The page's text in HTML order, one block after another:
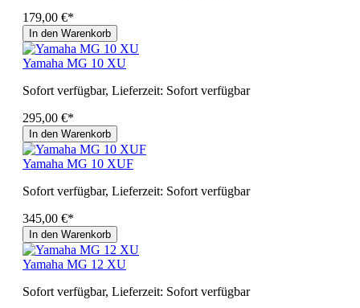
179,00 €*
In den Warenkorb
Yamaha MG 10 XU
Sofort verfügbar, Lieferzeit: Sofort verfügbar
295,00 €*
In den Warenkorb
Yamaha MG 10 XUF
Sofort verfügbar, Lieferzeit: Sofort verfügbar
345,00 €*
In den Warenkorb
Yamaha MG 12 XU
Sofort verfügbar, Lieferzeit: Sofort verfügbar